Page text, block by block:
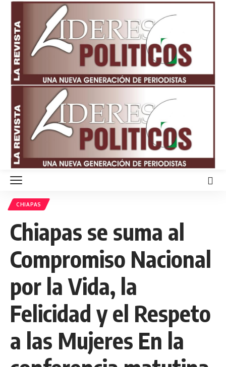
CHIAPAS
Chiapas se suma al
Compromiso Nacional
por la Vida, la
Felicidad y el Respeto
a las Mujeres En la